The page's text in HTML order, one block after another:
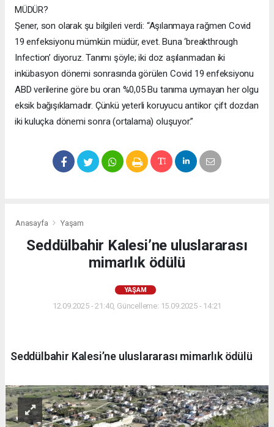
MÜDÜR?
Şener, son olarak şu bilgileri verdi: “Aşılanmaya rağmen Covid
19 enfeksiyonu mümkün müdür, evet. Buna ‘breakthrough
Infection’ diyoruz. Tanımı şöyle; iki doz aşılanmadan iki
inkübasyon dönemi sonrasında görülen Covid 19 enfeksiyonu
ABD verilerine göre bu oran %0,05 Bu tanıma uymayan her olgu
eksik bağışıklamadır. Çünkü yeterli koruyucu antikor çift dozdan
iki kuluçka dönemi sonra (ortalama) oluşuyor.”
Anasayfa Yaşam
Seddülbahir Kalesi’ne uluslararası
mimarlık ödülü
YAŞAM
12.09.2025 - 21:40, Güncelleme: 15.09.2025 - 14:21
Seddülbahir Kalesi’ne uluslararası mimarlık ödülü